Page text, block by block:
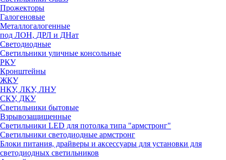
Прожекторы
Галогеновые
Металлогалогенные
под ЛОН, ДРЛ и ДНат
Светодиодные
Светильники уличные консольные
РКУ
Кронштейны
ЖКУ
НКУ, ЛКУ, ЛНУ
СКУ, ДКУ
Светильники бытовые
Взрывозащищенные
Светильники LED для потолка типа "армстронг"
Светильники светодиодные армстронг
Блоки питания, драйверы и аксессуары для установки для
светодиодных светильников